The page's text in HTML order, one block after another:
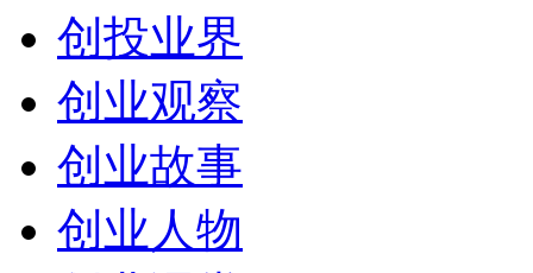
创投业界
创业观察
创业故事
创业人物